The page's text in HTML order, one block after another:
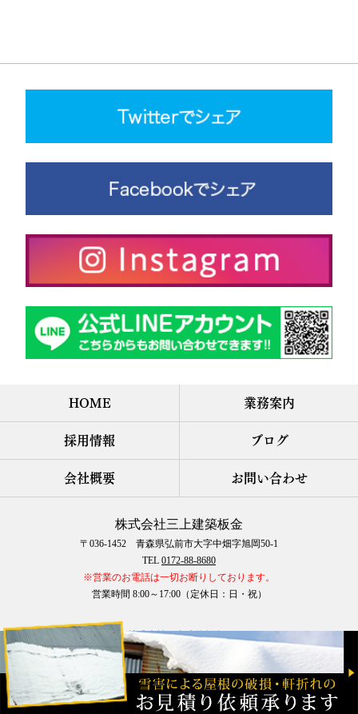
HOME 業務案内
採用情報 ブログ
会社概要 お問い合わせ
株式会社三上建築板金
〒036-1452 青森県弘前市大字中畑字旭岡50-1
TEL 0172-88-8680
※営業のお電話は一切お断りしております。
営業時間 8:00～17:00（定休日：日・祝）
COPYRIGHT © 株式会社三上建築板金 All rights reserved.